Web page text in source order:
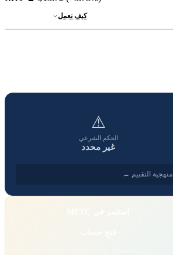
كيف نعمل
⚠
الحكم الشرعي
غير محدد
منهجية التقييم ←